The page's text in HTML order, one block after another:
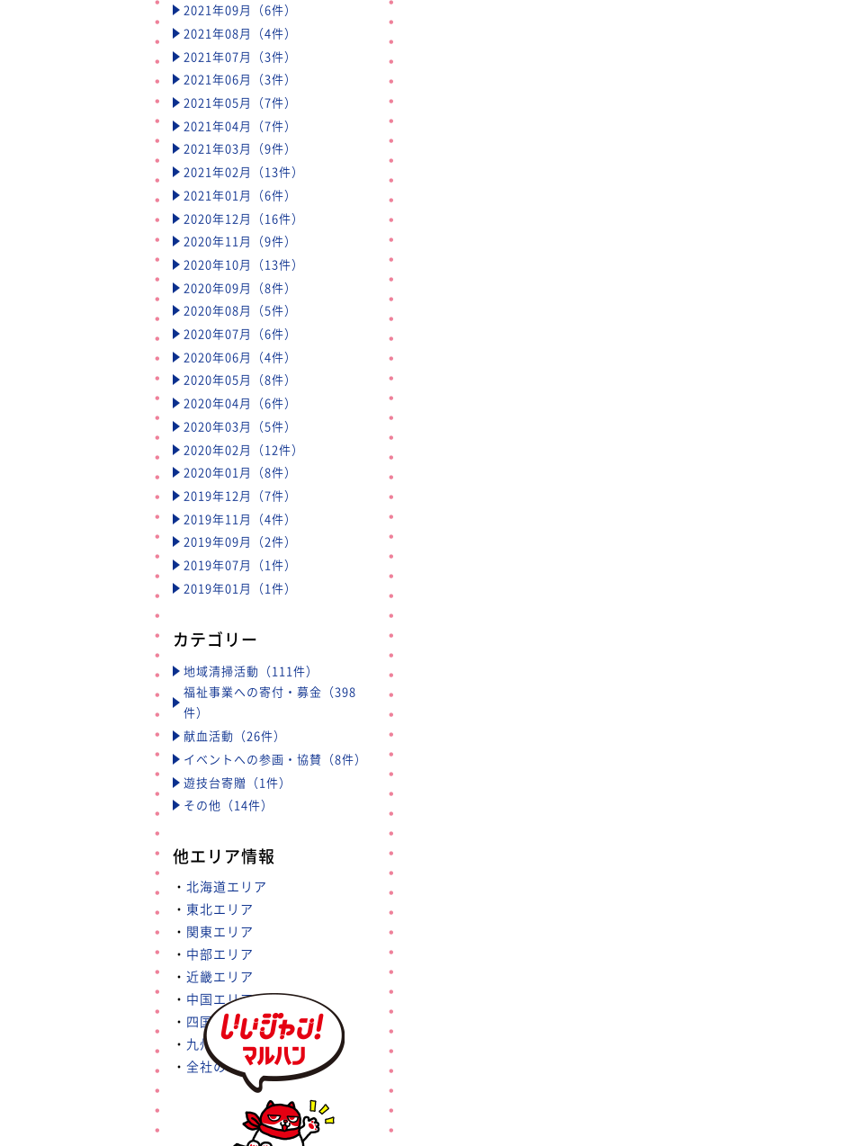
2021年09月（6件）
2021年08月（4件）
2021年07月（3件）
2021年06月（3件）
2021年05月（7件）
2021年04月（7件）
2021年03月（9件）
2021年02月（13件）
2021年01月（6件）
2020年12月（16件）
2020年11月（9件）
2020年10月（13件）
2020年09月（8件）
2020年08月（5件）
2020年07月（6件）
2020年06月（4件）
2020年05月（8件）
2020年04月（6件）
2020年03月（5件）
2020年02月（12件）
2020年01月（8件）
2019年12月（7件）
2019年11月（4件）
2019年09月（2件）
2019年07月（1件）
2019年01月（1件）
カテゴリー
地域清掃活動（111件）
福祉事業への寄付・募金（398
件）
献血活動（26件）
イベントへの参画・協賛（8件）
遊技台寄贈（1件）
その他（14件）
他エリア情報
・ 北海道エリア
・ 東北エリア
・ 関東エリア
・ 中部エリア
・ 近畿エリア
・ 中国エリア
・ 四国エリア
・ 九州・沖縄エリア
・ 全社の取り組み